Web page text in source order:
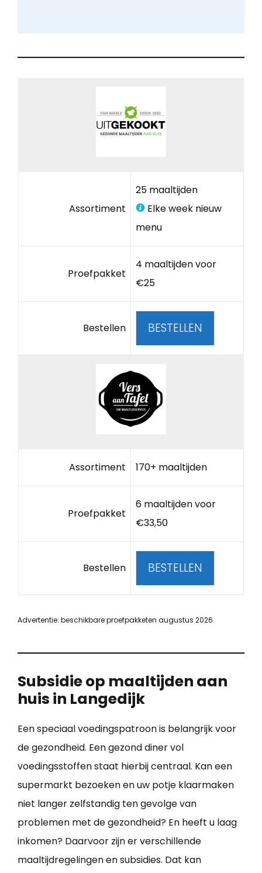
Assortiment
25 maaltijden
Elke week nieuw
menu
Proefpakket
4 maaltijden voor
€25
Bestellen BESTELLEN
Assortiment 170+ maaltijden
Proefpakket
6 maaltijden voor
€33,50
Bestellen BESTELLEN
Advertentie: beschikbare proefpakketen augustus 2026
Subsidie op maaltijden aan
huis in Langedijk
Een speciaal voedingspatroon is belangrijk voor
de gezondheid. Een gezond diner vol
voedingsstoffen staat hierbij centraal. Kan een
supermarkt bezoeken en uw potje klaarmaken
niet langer zelfstandig ten gevolge van
problemen met de gezondheid? En heeft u laag
inkomen? Daarvoor zijn er verschillende
maaltijdregelingen en subsidies. Dat kan